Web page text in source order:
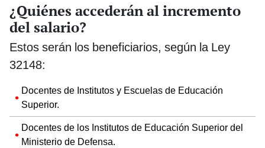
¿Quiénes accederán al incremento
del salario?
Estos serán los beneficiarios, según la Ley
32148:
Docentes de Institutos y Escuelas de Educación
Superior.
Docentes de los Institutos de Educación Superior del
Ministerio de Defensa.